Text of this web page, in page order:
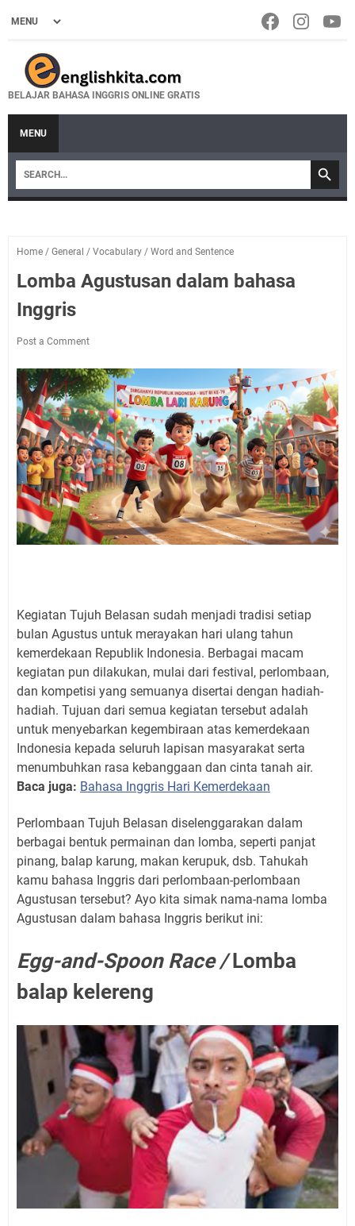
BELAJAR BAHASA INGGRIS ONLINE GRATIS
MENU
Home / General / Vocabulary / Word and Sentence
Lomba Agustusan dalam bahasa
Inggris
Post a Comment
Kegiatan Tujuh Belasan sudah menjadi tradisi setiap
bulan Agustus untuk merayakan hari ulang tahun
kemerdekaan Republik Indonesia. Berbagai macam
kegiatan pun dilakukan, mulai dari festival, perlombaan,
dan kompetisi yang semuanya disertai dengan hadiah-
hadiah. Tujuan dari semua kegiatan tersebut adalah
untuk menyebarkan kegembiraan atas kemerdekaan
Indonesia kepada seluruh lapisan masyarakat serta
menumbuhkan rasa kebanggaan dan cinta tanah air.
Baca juga: Bahasa Inggris Hari Kemerdekaan
Perlombaan Tujuh Belasan diselenggarakan dalam
berbagai bentuk permainan dan lomba, seperti panjat
pinang, balap karung, makan kerupuk, dsb. Tahukah
kamu bahasa Inggris dari perlombaan-perlombaan
Agustusan tersebut? Ayo kita simak nama-nama lomba
Agustusan dalam bahasa Inggris berikut ini:
Egg-and-Spoon Race /Lomba
balap kelereng